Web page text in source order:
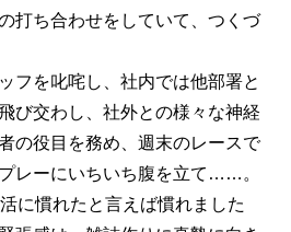
打ち合わせをしていて、つくづ
フを叱咤し、社内では他部署と
び交わし、社外との様々な神経
の役目を務め、週末のレースで
レーにいちいち腹を立て……。
に慣れたと言えば慣れました